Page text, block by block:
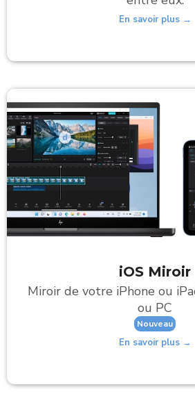
En savoir plus →
iOS Miroir
Miroir de votre iPhone ou
ou PC
Nouveau
En savoir plus →